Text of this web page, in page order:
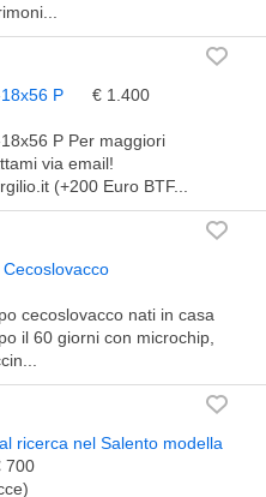
P
€ 1.400
P Per maggiori
via email!
(+200 Euro BTF...
cecoslovacco nati in casa
il 60 giorni con microchip,
ricerca nel Salento modella
700